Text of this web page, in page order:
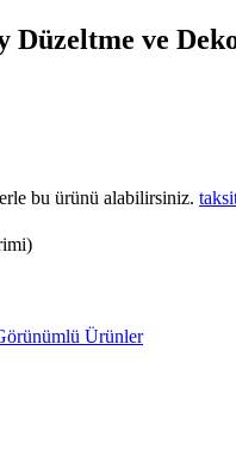
Düzeltme ve
bu ürünü alabilirsiniz.
Ürünler